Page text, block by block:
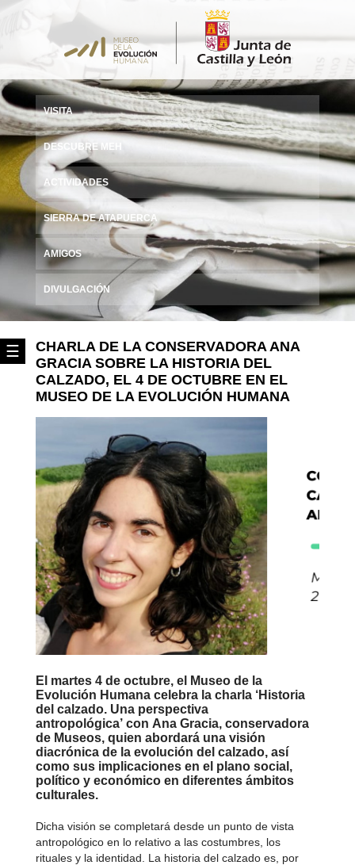
☰
VISITA
DESCUBRE MEH
ACTIVIDADES
SIERRA DE ATAPUERCA
AMIGOS
DIVULGACIÓN
CHARLA DE LA CONSERVADORA ANA
GRACIA SOBRE LA HISTORIA DEL
CALZADO, EL 4 DE OCTUBRE EN EL
MUSEO DE LA EVOLUCIÓN HUMANA
El martes 4 de octubre, el Museo de la
Evolución Humana celebra la charla ‘Historia
del calzado. Una perspectiva
antropológica’con Ana Gracia, conservadora
de Museos, quien abordará una visión
diacrónica de la evolución del calzado, así
como sus implicaciones en el plano social,
político y económico en diferentes ámbitos
culturales.
Dicha visión se completará desde un punto de vista
antropológico en lo relativo a las costumbres, los
rituales y la identidad. La historia del calzado es, por